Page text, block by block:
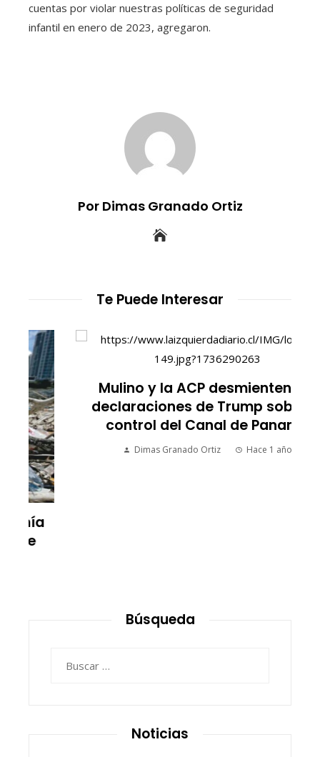
cuentas por violar nuestras políticas de seguridad
infantil en enero de 2023, agregaron.
Por Dimas Granado Ortiz
Te Puede Interesar
Mulino y la ACP desmienten las
declaraciones de Trump sobre el
control del Canal de Panamá
Dimas Granado Ortiz Hace 1 año
Búsqueda
Noticias